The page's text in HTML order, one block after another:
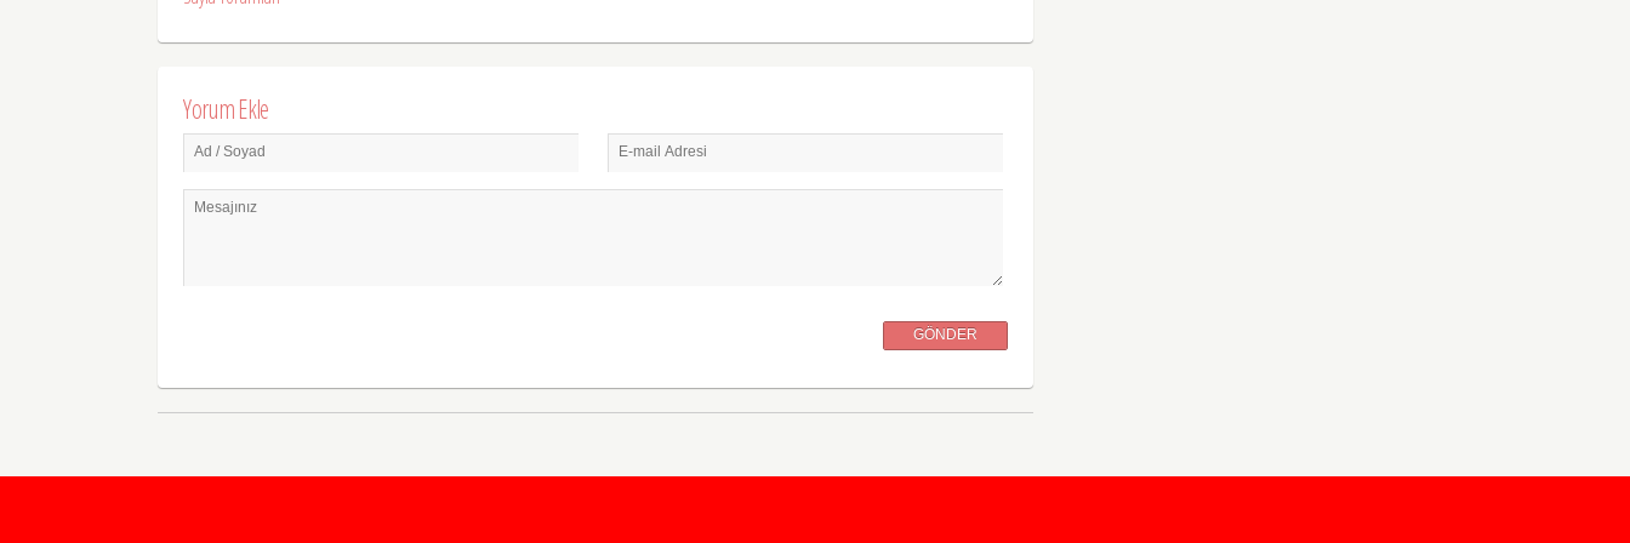
Yorum Ekle
Ad / Soyad E-mail Adresi
Mesajınız
GÖNDER